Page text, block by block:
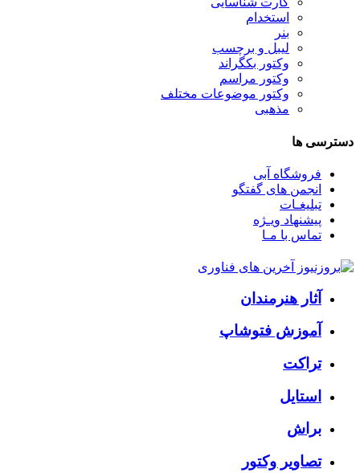
استخدام
بنر
لیبل و برچسب
وکتور بکگراند
وکتور مراسم
وکتور موضوعات مختلف
مذهبی
دسترسی ها
فروشگاه آبی
انجمن های گفتگو
تبلیغـات
پیشنهاد ویـژه
تماس با مـا
آثار هنرمندان
آموزش فتوشاپ
تراکت
استایل
براش
تصاویر وکتور